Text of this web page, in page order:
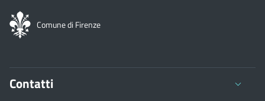
Comune di Firenze
Contatti